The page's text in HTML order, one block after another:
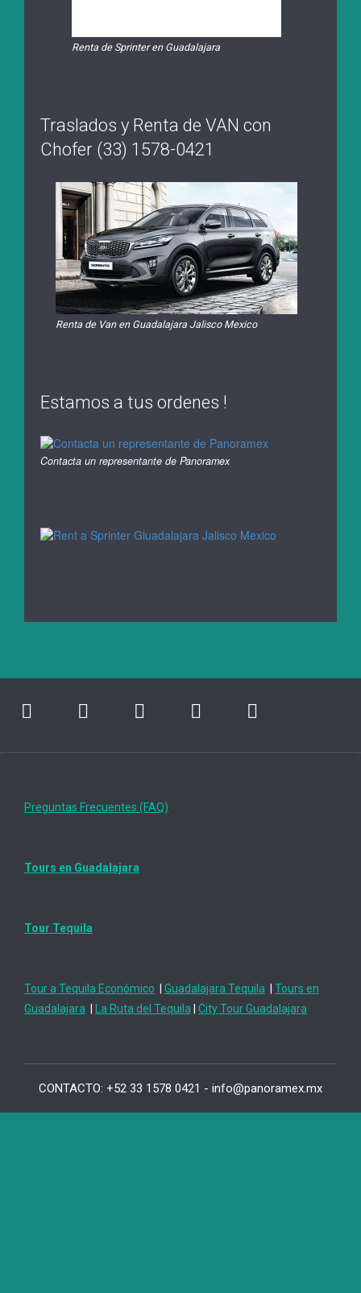
Renta de Sprinter en Guadalajara
Traslados y Renta de VAN con
Chofer (33) 1578-0421
Renta de Van en Guadalajara Jalisco Mexico
Estamos a tus ordenes !
Contacta un representante de Panoramex
Preguntas Frecuentes (FAQ)
Tours en Guadalajara
Tour Tequila
Tour a Tequila Económico Guadalajara Tequila
Tours en
Guadalajara
La Ruta del Tequila City Tour Guadalajara
CONTACTO: +52 33 1578 0421 - info@panoramex.mx